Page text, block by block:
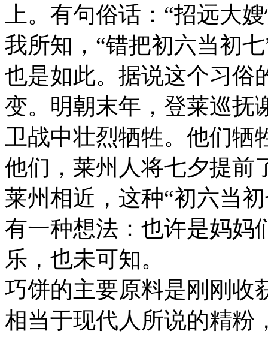
上。有句俗话：“招远大
我所知，“错把初六当初
也是如此。据说这个习俗
变。明朝末年，登莱巡抚
卫战中壮烈牺牲。他们牺
他们，莱州人将七夕提前
莱州相近，这种“初六当
有一种想法：也许是妈妈
乐，也未可知。
巧饼的主要原料是刚刚收
相当于现代人所说的精粉